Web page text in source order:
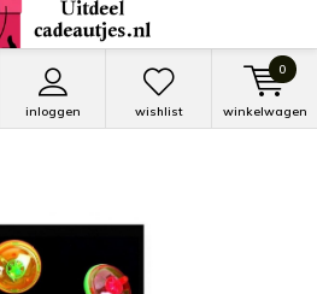
inloggen wishlist winkelwagen
0